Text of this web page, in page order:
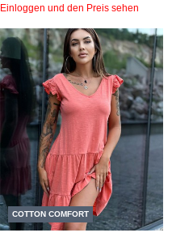
Einloggen und den Preis sehen
COTTON COMFORT